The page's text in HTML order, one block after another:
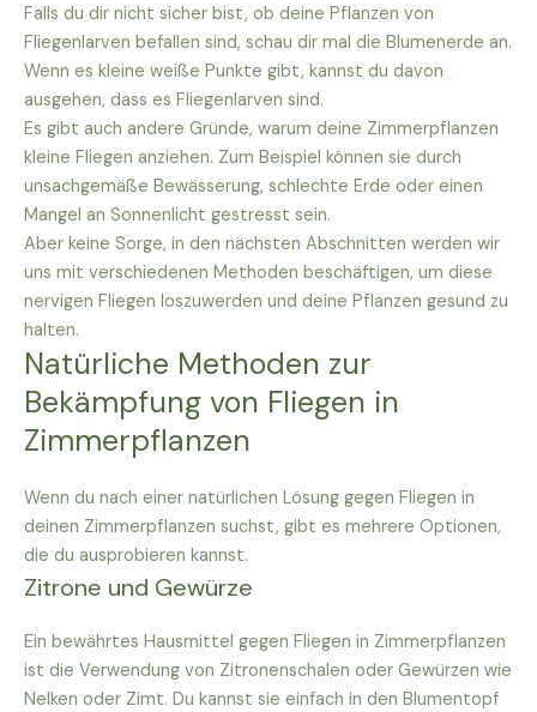
Falls du dir nicht sicher bist, ob deine Pflanzen von
Fliegenlarven befallen sind, schau dir mal die Blumenerde an.
Wenn es kleine weiße Punkte gibt, kannst du davon
ausgehen, dass es Fliegenlarven sind.
Es gibt auch andere Gründe, warum deine Zimmerpflanzen
kleine Fliegen anziehen. Zum Beispiel können sie durch
unsachgemäße Bewässerung, schlechte Erde oder einen
Mangel an Sonnenlicht gestresst sein.
Aber keine Sorge, in den nächsten Abschnitten werden wir
uns mit verschiedenen Methoden beschäftigen, um diese
nervigen Fliegen loszuwerden und deine Pflanzen gesund zu
halten.
Natürliche Methoden zur
Bekämpfung von Fliegen in
Zimmerpflanzen
Wenn du nach einer natürlichen Lösung gegen Fliegen in
deinen Zimmerpflanzen suchst, gibt es mehrere Optionen,
die du ausprobieren kannst.
Zitrone und Gewürze
Ein bewährtes Hausmittel gegen Fliegen in Zimmerpflanzen
ist die Verwendung von Zitronenschalen oder Gewürzen wie
Nelken oder Zimt. Du kannst sie einfach in den Blumentopf